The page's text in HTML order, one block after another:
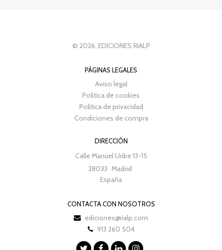
© 2026, EDICIONES RIALP
PÁGINAS LEGALES
Aviso legal
Política de cookies
Política de privacidad
Condiciones de compra
DIRECCIÓN
Calle Manuel Uribe 13-15
28033 Madrid
España
CONTACTA CON NOSOTROS
ediciones@rialp.com
913 260 504